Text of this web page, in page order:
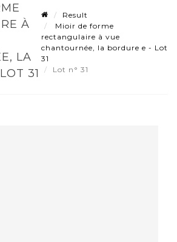
À
LA
31
Result
Mioir de forme
rectangulaire à vue
chantournée, la bordure e - Lot
31
Lot n° 31